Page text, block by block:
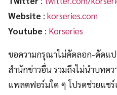
Website : korseries.com
Youtube : Korseries
ขอความกรุณาไม่คัดลอก-ดัดแ
สำนักข่าวอื่น รวมถึงไม่นำบทค
แพลตฟอร์มใด ๆ โปรดช่วยแช